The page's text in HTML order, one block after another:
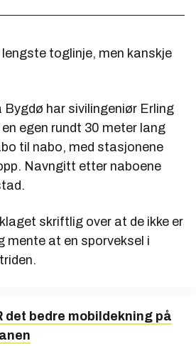
lengste toglinje, men kanskje
Bygdø har sivilingeniør Erling
egen rundt 30 meter lang
til nabo, med stasjonene
Navngitt etter naboene
skriftlig over at de ikke er
mente at en sporveksel i
det bedre mobildekning på